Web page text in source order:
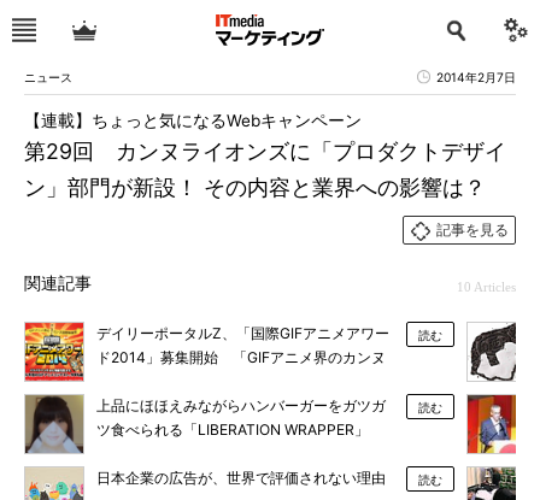
ニュース 2014年2月7日
第29回 カンヌライオンズに「プロダクトデザイ
ン」部門が新設！ その内容と業界への影響は？
【連載】ちょっと気になるWebキャンペーン
記事を見る
関連記事 10 Articles
デイリーポータルZ、「国際GIFアニメアワー
ド2014」募集開始 「GIFアニメ界のカンヌ
読む
上品にほほえみながらハンバーガーをガツガ
ツ食べられる「LIBERATION WRAPPER」
読む
日本企業の広告が、世界で評価されない理由 読む